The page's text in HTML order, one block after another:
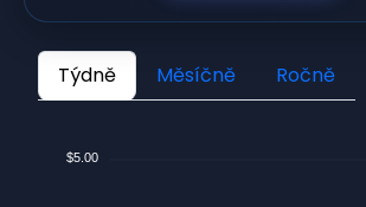
Týdně Měsíčně Ročně
$5.00